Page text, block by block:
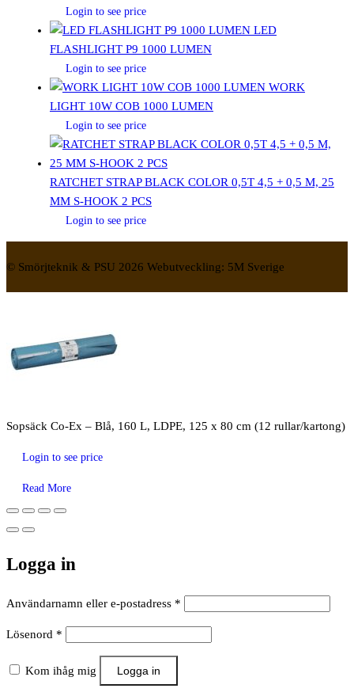
Login to see price
LED
FLASHLIGHT P9 1000 LUMEN
Login to see price
WORK
LIGHT 10W COB 1000 LUMEN
Login to see price
RATCHET STRAP BLACK COLOR 0,5T 4,5 + 0,5 M, 25
MM S-HOOK 2 PCS
Login to see price
© Smörjteknik & PSU 2026 Webutveckling: 5M Sverige
Sopsäck Co-Ex – Blå, 160 L, LDPE, 125 x 80 cm (12 rullar/kartong)
Login to see price
Read More
Logga in
Användarnamn eller e-postadress *
Lösenord *
Kom ihåg mig Logga in